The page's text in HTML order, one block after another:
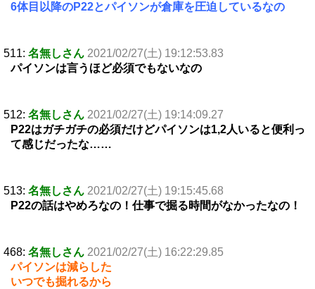
6体目以降のP22とパイソンが倉庫を圧迫しているなの
511: 名無しさん 2021/02/27(土) 19:12:53.83
パイソンは言うほど必須でもないなの
512: 名無しさん 2021/02/27(土) 19:14:09.27
P22はガチガチの必須だけどパイソンは1,2人いると便利っ
て感じだったな……
513: 名無しさん 2021/02/27(土) 19:15:45.68
P22の話はやめろなの！仕事で掘る時間がなかったなの！
468: 名無しさん 2021/02/27(土) 16:22:29.85
パイソンは減らした
いつでも掘れるから